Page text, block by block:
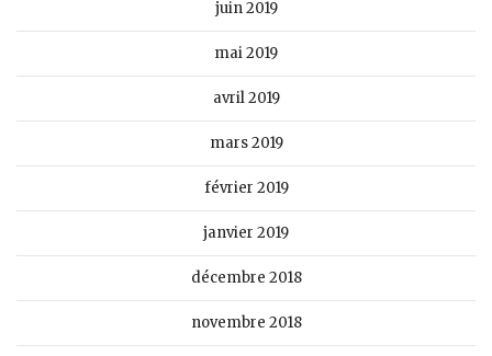
juin 2019
mai 2019
avril 2019
mars 2019
février 2019
janvier 2019
décembre 2018
novembre 2018